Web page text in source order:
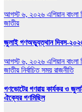
আগস্ট ৬, ২০২৬ এশিয়ান
জাতীয়
জুলাই গণঅভ্যুত্থান দিবস-
আগস্ট ৬, ২০২৬ এশিয়ান
জাতীয় নির্বাচিত সময় রাজনীতি
গণভোটের গণরায় কার্যকর ও
ঐক্যের গণমিছিল